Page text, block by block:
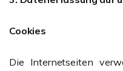
Cookies
Die Internetseiten